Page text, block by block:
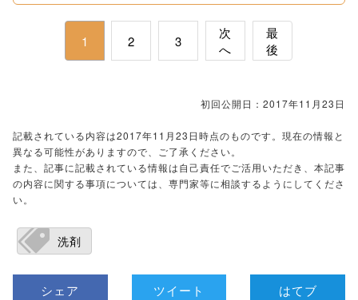
1 2 3
次
へ
最
後
初回公開日：2017年11月23日
記載されている内容は2017年11月23日時点のものです。現在の情報と
異なる可能性がありますので、ご了承ください。
また、記事に記載されている情報は自己責任でご活用いただき、本記事
の内容に関する事項については、専門家等に相談するようにしてくださ
い。
洗剤
シェア ツイート はてブ